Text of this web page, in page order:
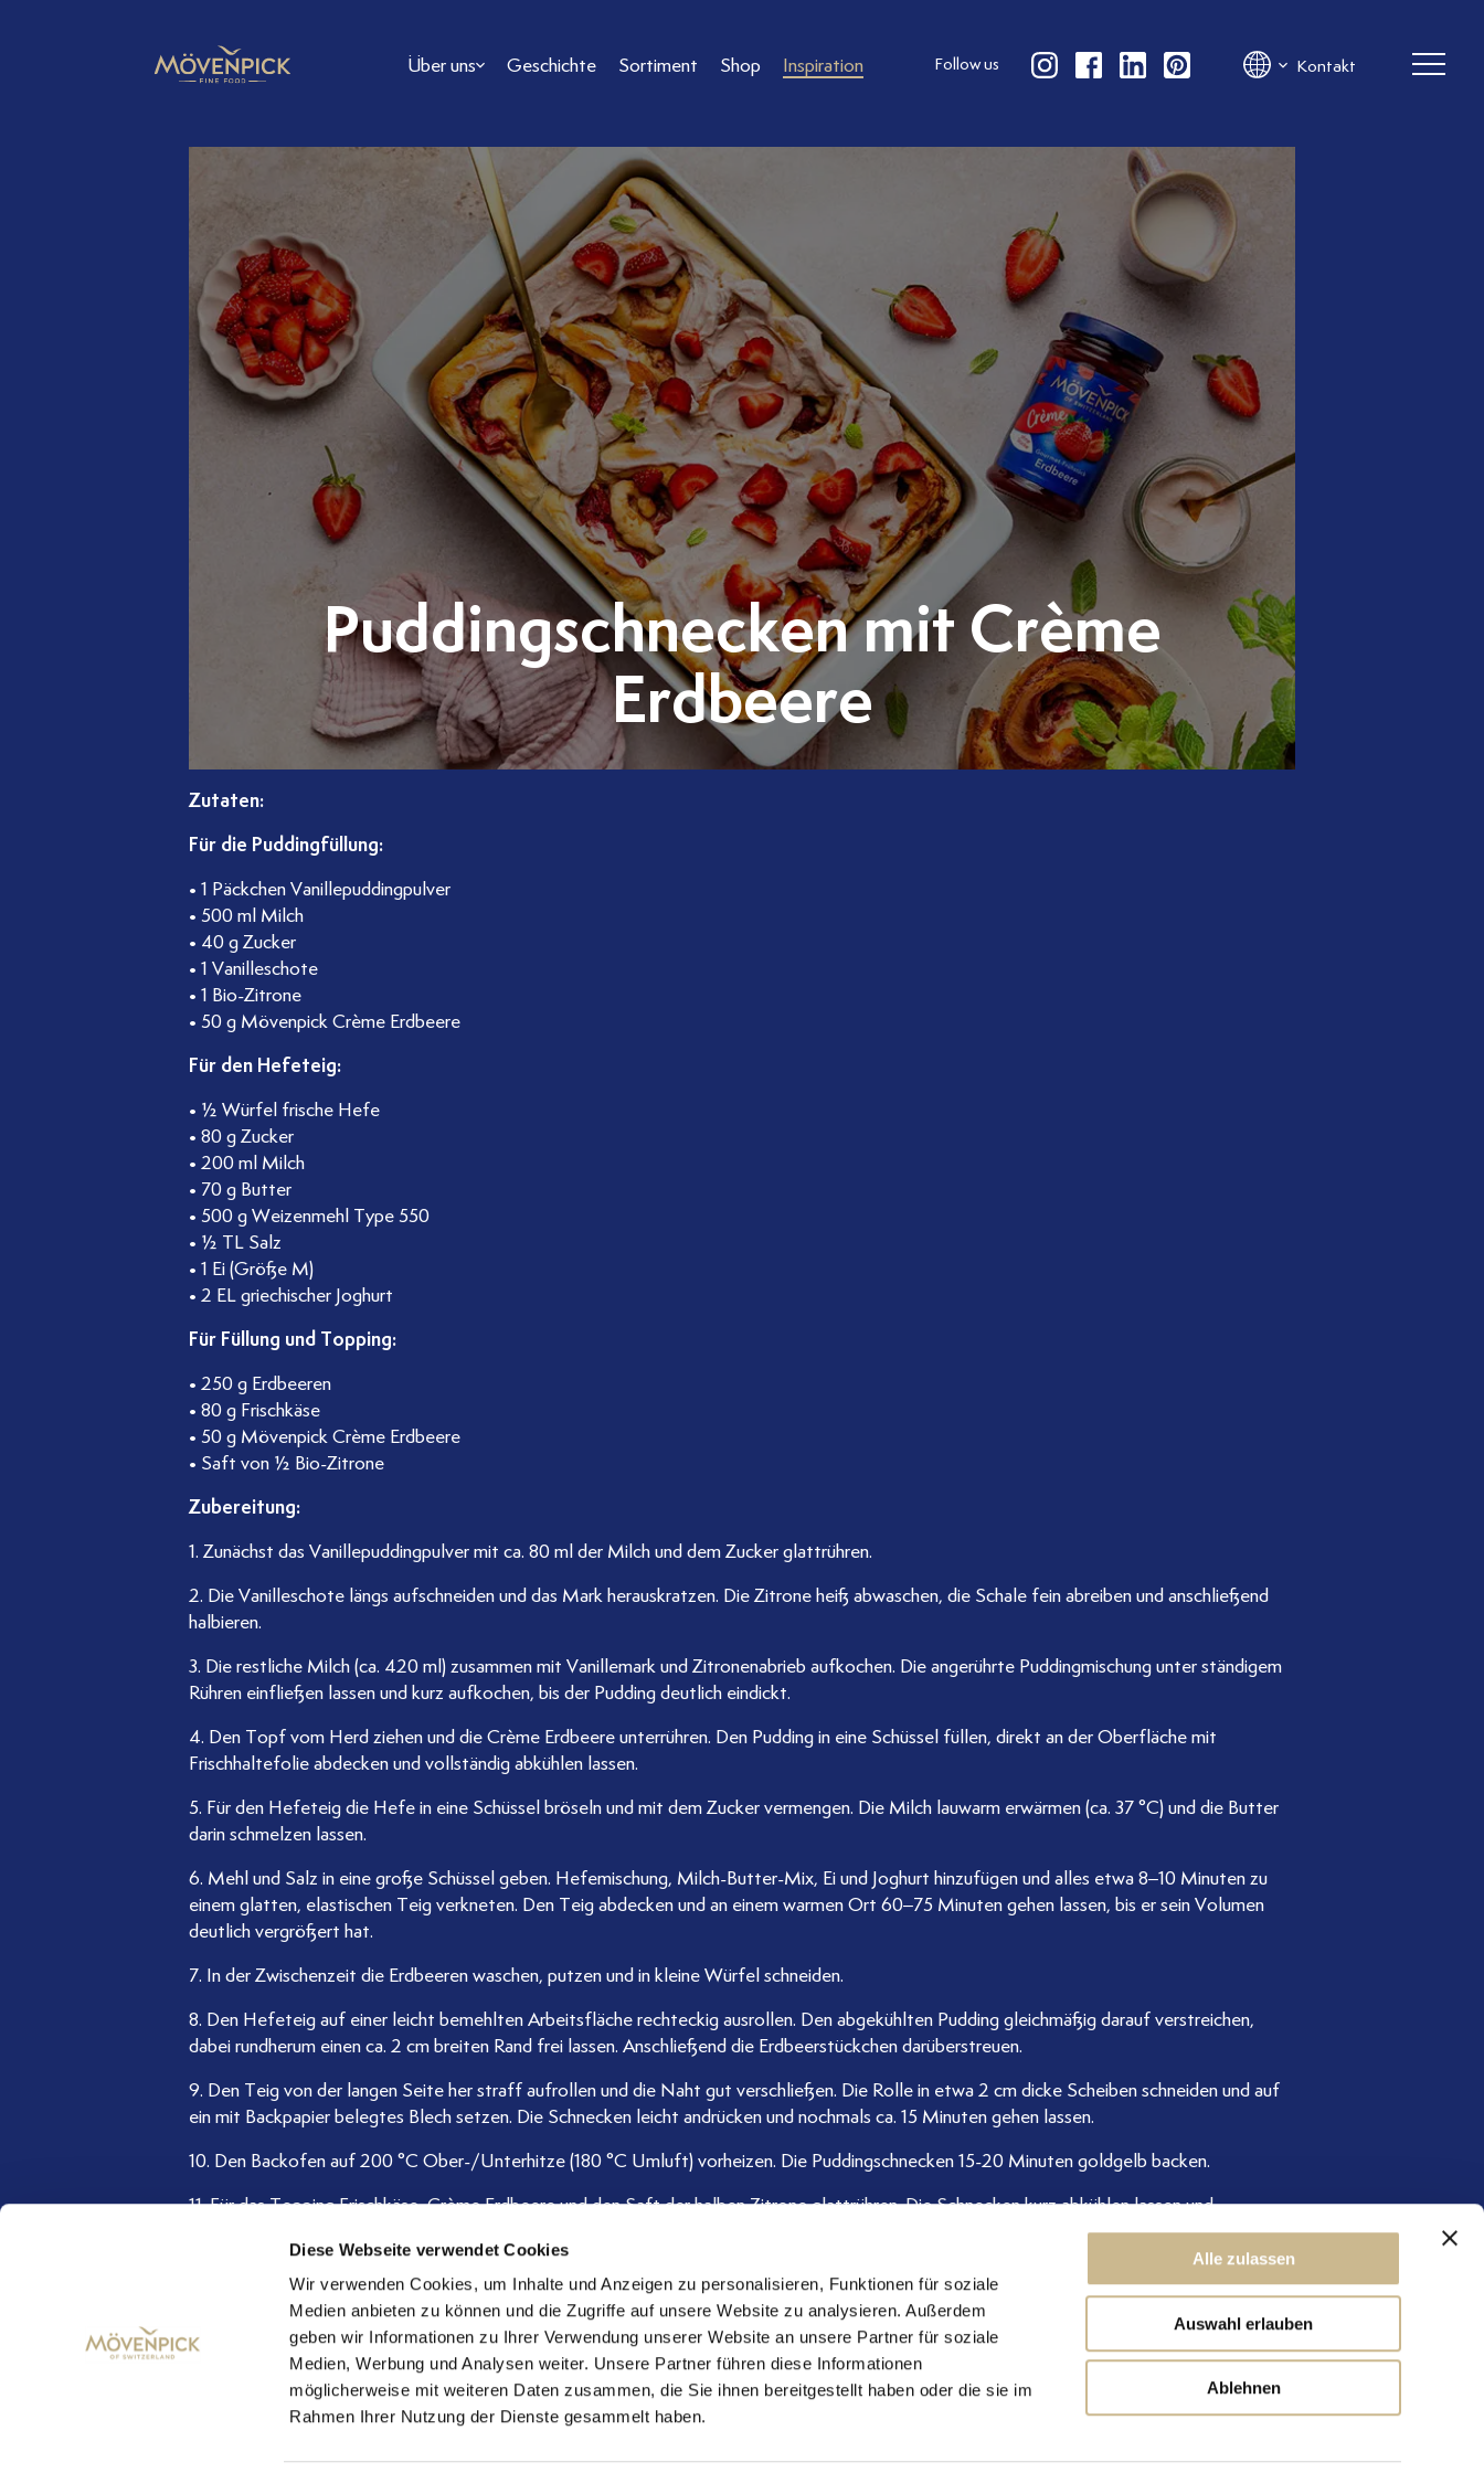
Diese Webseite verwendet Cookies
Wir verwenden Cookies, um Inhalte und Anzeigen zu personalisieren, Funktionen für soziale
Medien anbieten zu können und die Zugriffe auf unsere Website zu analysieren. Außerdem
geben wir Informationen zu Ihrer Verwendung unserer Website an unsere Partner für soziale
Medien, Werbung und Analysen weiter. Unsere Partner führen diese Informationen
möglicherweise mit weiteren Daten zusammen, die Sie ihnen bereitgestellt haben oder die sie im
Rahmen Ihrer Nutzung der Dienste gesammelt haben.
Alle zulassen
Auswahl erlauben
Ablehnen
Über uns Geschichte Sortiment Shop Inspiration Follow us Kontakt
Puddingschnecken mit Crème
Erdbeere
Zutaten:
Für die Puddingfüllung:
• 1 Päckchen Vanillepuddingpulver
• 500 ml Milch
• 40 g Zucker
• 1 Vanilleschote
• 1 Bio-Zitrone
• 50 g Mövenpick Crème Erdbeere
Für den Hefeteig:
• ½ Würfel frische Hefe
• 80 g Zucker
• 200 ml Milch
• 70 g Butter
• 500 g Weizenmehl Type 550
• ½ TL Salz
• 1 Ei (Größe M)
• 2 EL griechischer Joghurt
Für Füllung und Topping:
• 250 g Erdbeeren
• 80 g Frischkäse
• 50 g Mövenpick Crème Erdbeere
• Saft von ½ Bio-Zitrone
Zubereitung:
1. Zunächst das Vanillepuddingpulver mit ca. 80 ml der Milch und dem Zucker glattrühren.
2. Die Vanilleschote längs aufschneiden und das Mark herauskratzen. Die Zitrone heiß abwaschen, die Schale fein abreiben und anschließend
halbieren.
3. Die restliche Milch (ca. 420 ml) zusammen mit Vanillemark und Zitronenabrieb aufkochen. Die angerührte Puddingmischung unter ständigem
Rühren einfließen lassen und kurz aufkochen, bis der Pudding deutlich eindickt.
4. Den Topf vom Herd ziehen und die Crème Erdbeere unterrühren. Den Pudding in eine Schüssel füllen, direkt an der Oberfläche mit
Frischhaltefolie abdecken und vollständig abkühlen lassen.
5. Für den Hefeteig die Hefe in eine Schüssel bröseln und mit dem Zucker vermengen. Die Milch lauwarm erwärmen (ca. 37 °C) und die Butter
darin schmelzen lassen.
6. Mehl und Salz in eine große Schüssel geben. Hefemischung, Milch-Butter-Mix, Ei und Joghurt hinzufügen und alles etwa 8–10 Minuten zu
einem glatten, elastischen Teig verkneten. Den Teig abdecken und an einem warmen Ort 60–75 Minuten gehen lassen, bis er sein Volumen
deutlich vergrößert hat.
7. In der Zwischenzeit die Erdbeeren waschen, putzen und in kleine Würfel schneiden.
8. Den Hefeteig auf einer leicht bemehlten Arbeitsfläche rechteckig ausrollen. Den abgekühlten Pudding gleichmäßig darauf verstreichen,
dabei rundherum einen ca. 2 cm breiten Rand frei lassen. Anschließend die Erdbeerstückchen darüberstreuen.
9. Den Teig von der langen Seite her straff aufrollen und die Naht gut verschließen. Die Rolle in etwa 2 cm dicke Scheiben schneiden und auf
ein mit Backpapier belegtes Blech setzen. Die Schnecken leicht andrücken und nochmals ca. 15 Minuten gehen lassen.
10. Den Backofen auf 200 °C Ober-/Unterhitze (180 °C Umluft) vorheizen. Die Puddingschnecken 15-20 Minuten goldgelb backen.
11. Für das Topping Frischkäse, Crème Erdbeere und den Saft der halben Zitrone glattrühren. Die Schnecken kurz abkühlen lassen und